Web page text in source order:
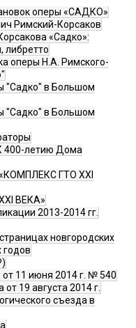
оперы «САДКО»
Римский-Корсаков
«Садко»:
либретто
оперы Н.А. Римского-
"Садко" в Большом
"Садко" в Большом
400-летию Дома
ГТО XXI
ВЕКА»
2013-2014 гг.
новгородских
годов
11 июня 2014 г. № 540
19 августа 2014 г.
съезда в